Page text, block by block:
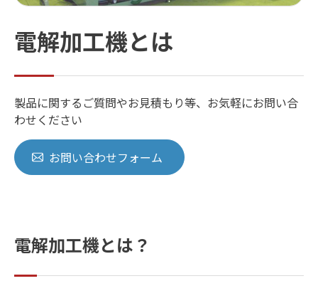
電解加工機とは
製品に関するご質問やお見積もり等、お気軽にお問い合
わせください
お問い合わせフォーム
電解加工機とは？